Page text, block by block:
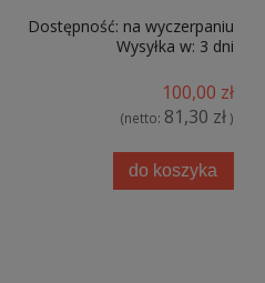
Dostępność: na wyczerpaniu
Wysyłka w: 3 dni
100,00 zł
(netto: 81,30 zł)
do koszyka